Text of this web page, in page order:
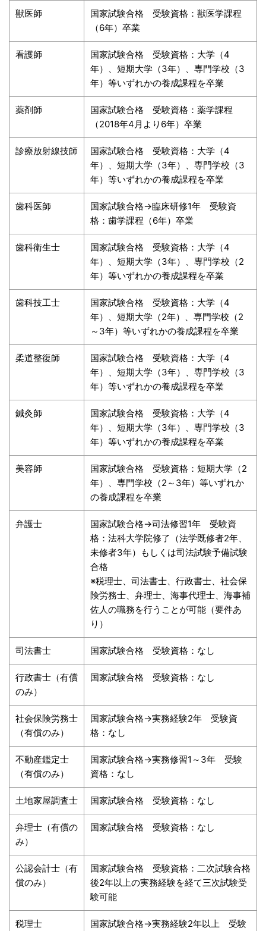
獣医師
国家試験合格 受験資格：獣医学課程
（6年）卒業
看護師
国家試験合格 受験資格：大学（4
年）、短期大学（3年）、専門学校（3
年）等いずれかの養成課程を卒業
薬剤師
国家試験合格 受験資格：薬学課程
（2018年4月より6年）卒業
診療放射線技師
国家試験合格 受験資格：大学（4
年）、短期大学（3年）、専門学校（3
年）等いずれかの養成課程を卒業
歯科医師
国家試験合格→臨床研修1年 受験資
格：歯学課程（6年）卒業
歯科衛生士
国家試験合格 受験資格：大学（4
年）、短期大学（3年）、専門学校（2
年）等いずれかの養成課程を卒業
歯科技工士
国家試験合格 受験資格：大学（4
年）、短期大学（2年）、専門学校（2
～3年）等いずれかの養成課程を卒業
柔道整復師
国家試験合格 受験資格：大学（4
年）、短期大学（3年）、専門学校（3
年）等いずれかの養成課程を卒業
鍼灸師
国家試験合格 受験資格：大学（4
年）、短期大学（3年）、専門学校（3
年）等いずれかの養成課程を卒業
美容師
国家試験合格 受験資格：短期大学（2
年）、専門学校（2～3年）等いずれか
の養成課程を卒業
弁護士
国家試験合格→司法修習1年 受験資
格：法科大学院修了（法学既修者2年、
未修者3年）もしくは司法試験予備試験
合格
※税理士、司法書士、行政書士、社会保
険労務士、弁理士、海事代理士、海事補
佐人の職務を行うことが可能（要件あ
り）
司法書士 国家試験合格 受験資格：なし
行政書士（有償
のみ）
国家試験合格 受験資格：なし
社会保険労務士
（有償のみ）
国家試験合格→実務経験2年 受験資
格：なし
不動産鑑定士
（有償のみ）
国家試験合格→実務修習1～3年 受験
資格：なし
土地家屋調査士 国家試験合格 受験資格：なし
弁理士（有償の
み）
国家試験合格 受験資格：なし
公認会計士（有
償のみ）
国家試験合格 受験資格：二次試験合格
後2年以上の実務経験を経て三次試験受
験可能
税理士 国家試験合格→実務経験2年以上 受験